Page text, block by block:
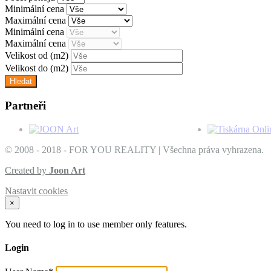
Minimální cena
Maximální cena
Minimální cena
Maximální cena
Velikost od (m2)
Velikost do (m2)
Partneři
© 2008 - 2018 - FOR YOU REALITY | Všechna práva vyhrazena.
Created by Joon Art
Nastavit cookies
×
You need to log in to use member only features.
Login